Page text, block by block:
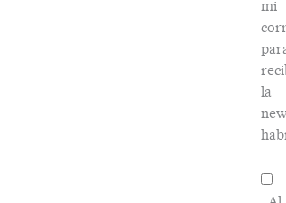
mi
la